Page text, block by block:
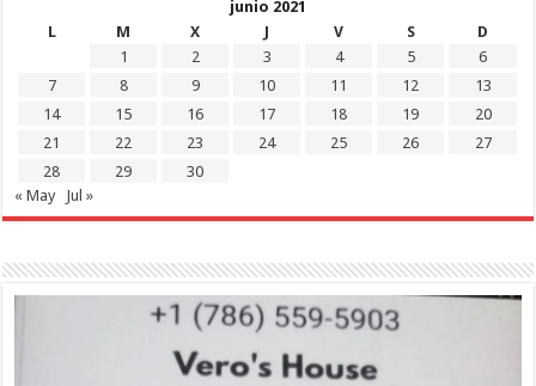
junio 2021
L
M X J V S
D
1
2 3 4 5
6
7
8 9 10 11 12
13
14
15 16 17 18 19
20
21
22 23 24 25 26
27
28
29
30
« May
Jul »